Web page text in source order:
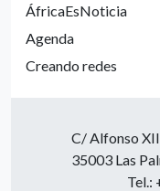
ÁfricaEsNoticia
Agenda
Creando redes
C/ Alfonso
35003 Las
Tel.: